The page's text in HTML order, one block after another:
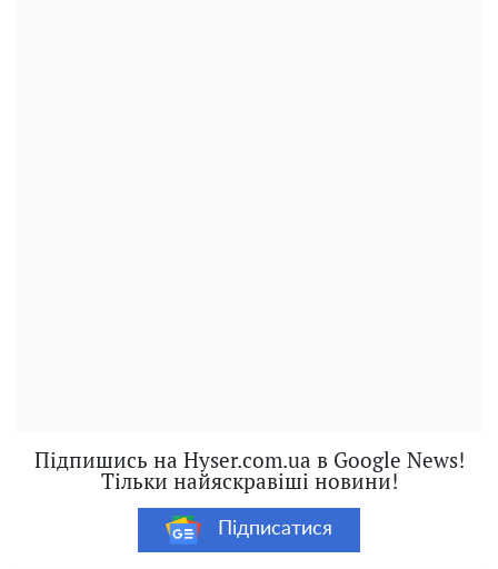
Підпишись на Hyser.com.ua в Google News!
Тільки найяскравіші новини!
Підписатися